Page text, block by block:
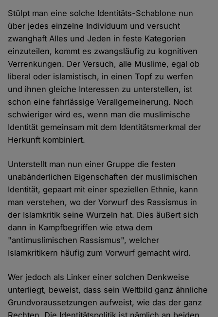
Stülpt man eine solche Identitäts-Schablone nun
über jedes einzelne Individuum und versucht
zwanghaft Alles und Jeden in feste Kategorien
einzuteilen, kommt es zwangsläufig zu kognitiven
Verrenkungen. Der Versuch, alle Muslime, egal ob
liberal oder islamistisch, in einen Topf zu werfen
und ihnen gleiche Interessen zu unterstellen, ist
schon eine fahrlässige Verallgemeinerung. Noch
schwieriger wird es, wenn man die muslimische
Identität gemeinsam mit dem Identitätsmerkmal der
Herkunft kombiniert.
Unterstellt man nun einer Gruppe die festen
unabänderlichen Eigenschaften der muslimischen
Identität, gepaart mit einer speziellen Ethnie, kann
man verstehen, wo der Vorwurf des Rassismus in
der Islamkritik seine Wurzeln hat. Dies äußert sich
dann in Kampfbegriffen wie etwa dem
"antimuslimischen Rassismus", welcher
Islamkritikern häufig zum Vorwurf gemacht wird.
Wer jedoch als Linker einer solchen Denkweise
unterliegt, beweist, dass sein Weltbild ganz ähnliche
Grundvoraussetzungen aufweist, wie das der ganz